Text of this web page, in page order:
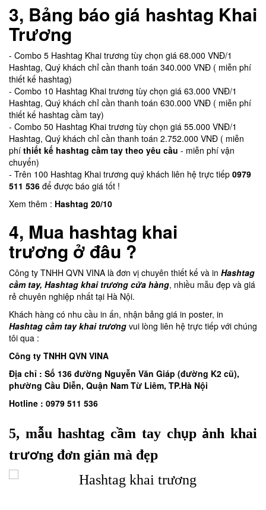
3, Bảng báo giá hashtag Khai
Trương
- Combo 5 Hashtag Khai trương tùy chọn giá 68.000 VNĐ/1
Hashtag, Quý khách chỉ cần thanh toán 340.000 VNĐ ( miễn phí
thiết kế hashtag)
- Combo 10 Hashtag Khai trương tùy chọn giá 63.000 VNĐ/1
Hashtag, Quý khách chỉ cần thanh toán 630.000 VNĐ ( miễn phí
thiết kế hashtag cầm tay)
- Combo 50 Hashtag Khai trương tùy chọn giá 55.000 VNĐ/1
Hashtag, Quý khách chỉ cần thanh toán 2.752.000 VNĐ ( miễn
phí thiết kế hashtag cầm tay theo yêu cầu - miễn phí vận
chuyển)
- Trên 100 Hashtag Khai trương quý khách liên hệ trực tiếp 0979
511 536 để được báo giá tốt !
Xem thêm : Hashtag 20/10
4, Mua hashtag khai
trương ở đâu ?
Công ty TNHH QVN VINA là đơn vị chuyên thiết kế và in Hashtag
cầm tay, Hashtag khai trương cửa hàng, nhiều mẫu đẹp và giá
rẻ chuyên nghiệp nhất tại Hà Nội.
Khách hàng có nhu cầu in ấn, nhận bảng giá in poster, in
Hashtag cầm tay khai trương vui lòng liên hệ trực tiếp với chúng
tôi qua :
Công ty TNHH QVN VINA
Địa chỉ : Số 136 đường Nguyễn Văn Giáp (đường K2 cũ),
phường Cầu Diễn, Quận Nam Từ Liêm, TP.Hà Nội
Hotline : 0979 511 536
5, mẫu hashtag cầm taychụpảnh khai
trương đơn giản mà đẹp